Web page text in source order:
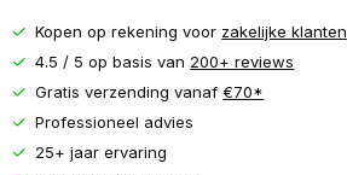
Kopen op rekening voor zakelijke klanten
4.5 / 5 op basis van 200+ reviews
Gratis verzending vanaf€70*
Professioneel advies
25+ jaar ervaring